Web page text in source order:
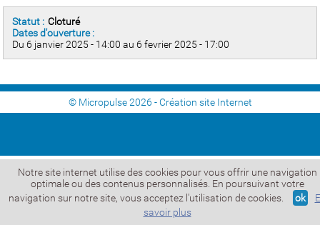
Statut : Cloturé
Dates d'ouverture :
Du 6 janvier 2025 - 14:00 au 6 fevrier 2025 - 17:00
© Micropulse 2026 -Création site Internet
Notre site internet utilise des cookies pour vous offrir une navigation
optimale ou des contenus personnalisés. En poursuivant votre
navigation sur notre site, vous acceptez l'utilisation de cookies.
ok
savoir plus